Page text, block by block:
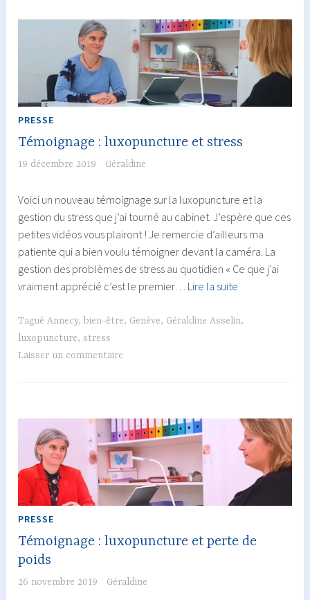
PRESSE
Témoignage : luxopuncture et stress
19 décembre 2019 Géraldine
Voici un nouveau témoignage sur la luxopuncture et la
gestion du stress que j’ai tourné au cabinet. J’espère que ces
petites vidéos vous plairont ! Je remercie d’ailleurs ma
patiente qui a bien voulu témoigner devant la caméra. La
gestion des problèmes de stress au quotidien « Ce que j’ai
vraiment apprécié c’est le premier… Lire la suite
luxopuncture
TaguéAnnecy, bien-être, Genève, Géraldine Asselin,
luxopuncture,stress
Laisser un commentaire
PRESSE
Témoignage : luxopuncture et perte de
poids
26 novembre 2019 Géraldine